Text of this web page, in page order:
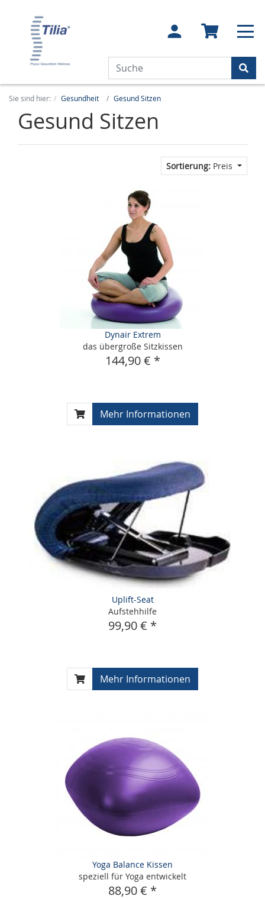
Sie sind hier: Gesundheit Gesund Sitzen
Gesund Sitzen
Sortierung: Preis
Dynair Extrem
das übergroße Sitzkissen
144,90 € *
Mehr Informationen
Uplift-Seat
Aufstehhilfe
99,90 € *
Mehr Informationen
Yoga Balance Kissen
speziell für Yoga entwickelt
88,90 € *